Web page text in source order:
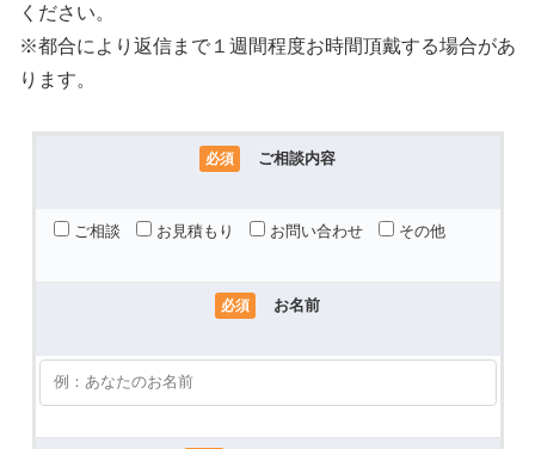
ください。
※都合により返信まで１週間程度お時間頂戴する場合があ
ります。
必須 ご相談内容
ご相談 お見積もり お問い合わせ その他
必須 お名前